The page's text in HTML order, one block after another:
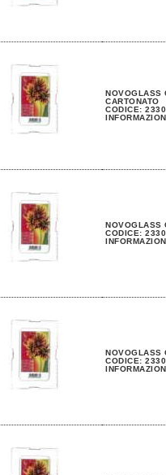
NOVOGLASS
CARTONATO
CODICE:
NOVOGLASS
CODICE:
NOVOGLASS
CODICE: